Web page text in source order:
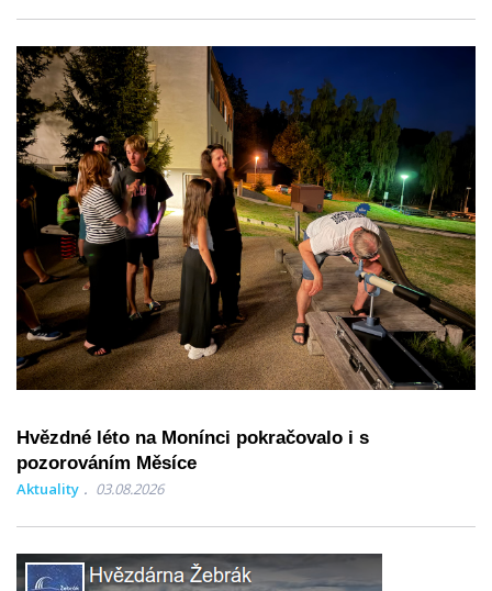
Hvězdné léto na Monínci pokračovalo i s
pozorováním Měsíce
Aktuality 03.08.2026